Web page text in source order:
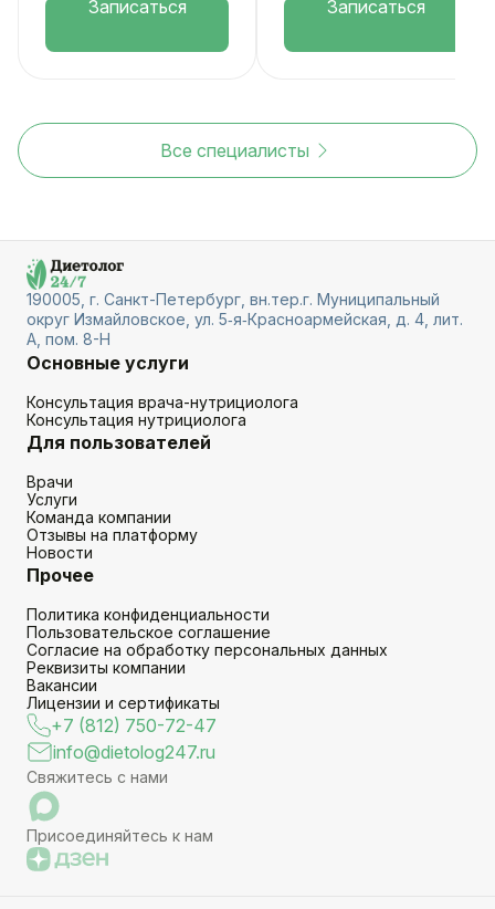
Записаться Записаться
Все специалисты
190005, г. Санкт-Петербург, вн.тер.г. Муниципальный
округ Измайловское, ул. 5‑я‑Красноармейская, д. 4, лит.
А, пом. 8-Н
Основные услуги
Консультация врача-нутрициолога
Консультация нутрициолога
Для пользователей
Врачи
Услуги
Команда компании
Отзывы на платформу
Новости
Прочее
Политика конфиденциальности
Пользовательское соглашение
Согласие на обработку персональных данных
Реквизиты компании
Вакансии
Лицензии и сертификаты
+7 (812) 750-72-47
info@dietolog247.ru
Свяжитесь с нами
Присоединяйтесь к нам